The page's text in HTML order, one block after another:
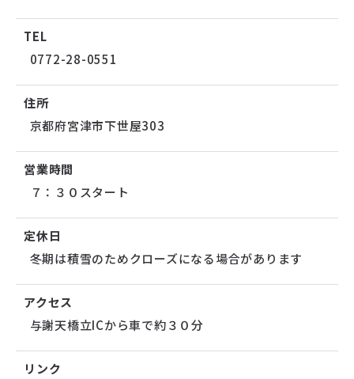
TEL
0772-28-0551
住所
京都府宮津市下世屋303
営業時間
７：３０スタート
定休日
冬期は積雪のためクローズになる場合があります
アクセス
与謝天橋立ICから車で約３０分
リンク